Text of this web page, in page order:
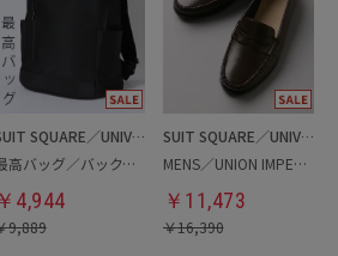
SUIT SQUARE／UNIVERSAL LANGUAGE
最高バッグ／バックパック
￥ 4,944
9,889
SUIT SQUARE／UNIVERSAL LANGUAGE
MENS／UNION IMPERIAL監修／コインローファー
￥ 11,473
￥16,390